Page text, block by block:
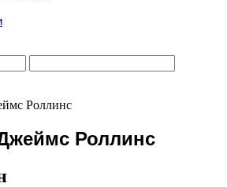
Роллинс
Роллинс